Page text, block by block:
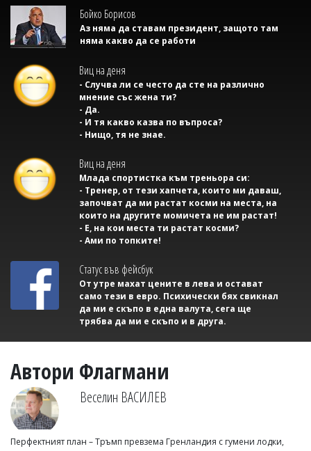
Бойко Борисов
Аз няма да ставам президент, защото там
няма какво да се работи
Виц на деня
- Случва ли се често да сте на различно
мнение със жена ти?
- Да.
- И тя какво казва по въпроса?
- Нищо, тя не знае.
Виц на деня
Млада спортистка към треньора си:
- Тренер, от тези хапчета, които ми даваш,
започват да ми растат косми на места, на
които на другите момичета не им растат!
- Е, на кои места ти растат косми?
- Ами по топките!
Статус във фейсбук
От утре махат цените в лева и остават
само тези в евро. Психически бях свикнал
да ми е скъпо в една валута, сега ще
трябва да ми е скъпо и в друга.
Автори Флагмани
Веселин ВАСИЛЕВ
Перфектният план – Тръмп превзема Гренландия с гумени лодки,